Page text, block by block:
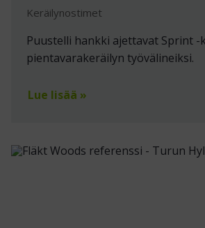
Keräilynostimet
Puustelli hankki ajettavat Sprint
pientavarakeräilyn työvälineiksi.
Lue lisää »